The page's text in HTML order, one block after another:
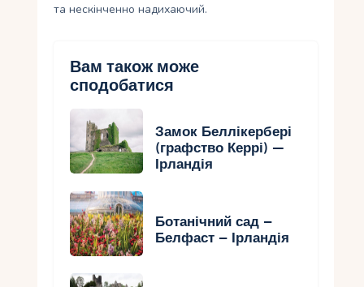
та нескінченно надихаючий.
Вам також може
сподобатися
Замок Беллікербері
(графство Керрі) —
Ірландія
Ботанічний сад –
Белфаст – Ірландія